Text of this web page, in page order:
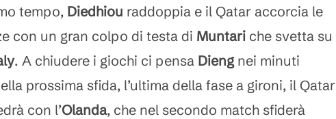
tempo, Diedhiou raddoppia e il Qatar accorcia le
con un gran colpo di testa di Muntari che svetta su
. A chiudere i giochi ci pensa Diengnei minuti
prossima sfida, l’ultima della fase a gironi, il Qatar
con l’Olanda, che nel secondo match sfiderà